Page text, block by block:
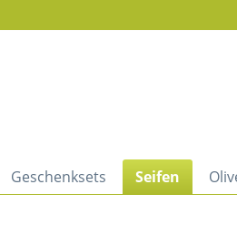
Geschenksets Seifen